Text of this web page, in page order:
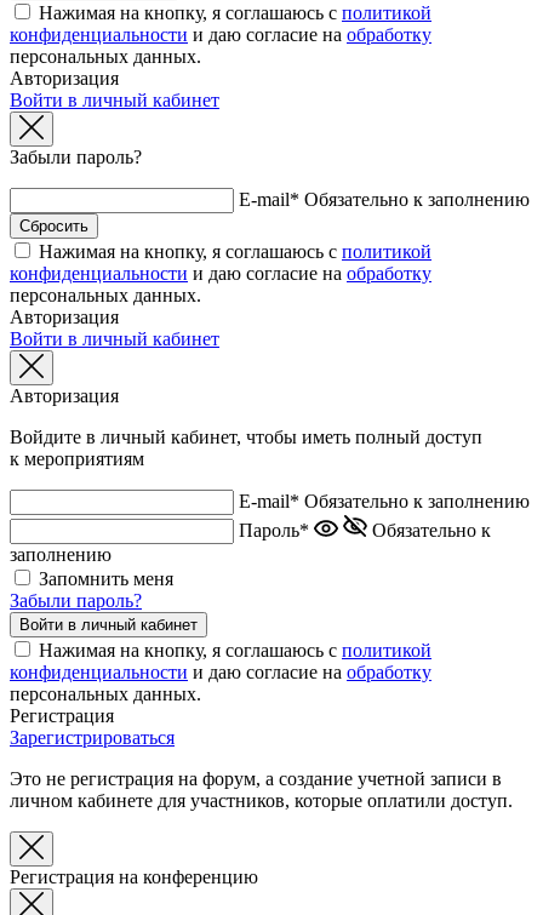
Нажимая на кнопку, я соглашаюсь с политикой
конфиденциальности и даю согласие на обработку
персональных данных.
Авторизация
Войти в личный кабинет
Забыли пароль?
E-mail* Обязательно к заполнению
Нажимая на кнопку, я соглашаюсь с политикой
конфиденциальности и даю согласие на обработку
персональных данных.
Авторизация
Войти в личный кабинет
Авторизация
Войдите в личный кабинет, чтобы иметь полный доступ
к мероприятиям
E-mail* Обязательно к заполнению
Пароль*
Обязательно к
заполнению
Запомнить меня
Забыли пароль?
Нажимая на кнопку, я соглашаюсь с политикой
конфиденциальности и даю согласие на обработку
персональных данных.
Регистрация
Зарегистрироваться
Это не регистрация на форум, а создание учетной записи в
личном кабинете для участников, которые оплатили доступ.
Регистрация на конференцию